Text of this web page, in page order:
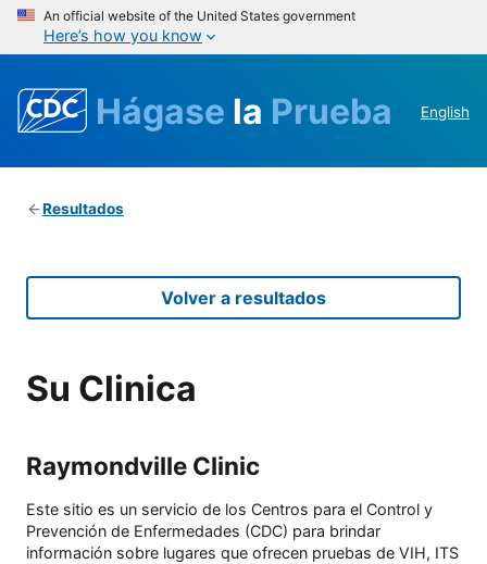
An official website of the United States government
Here’s how you know
Hágase la Prueba English
Resultados
Volver a resultados
Su Clinica
Raymondville Clinic
Este sitio es un servicio de los Centros para el Control y
Prevención de Enfermedades (CDC) para brindar
información sobre lugares que ofrecen pruebas de VIH, ITS